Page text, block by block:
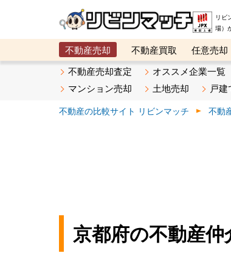
リビ
場）
不動産売却 不動産買取 任意売却
メタ住宅展示場
ベスト不動産カンパニ
不動産売却査定 オススメ企業一覧
マンション売却
土地売却 戸
不動産の比較サイト リビンマッチ 不動
京都府の不動産